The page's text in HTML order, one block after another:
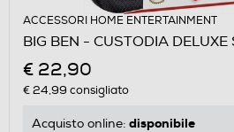
ACCESSORI HOME ENTERTAINMENT
BIG BEN - CUSTODIA
€ 22,90
€ 24,99 consigliato
Acquisto online: disponibile